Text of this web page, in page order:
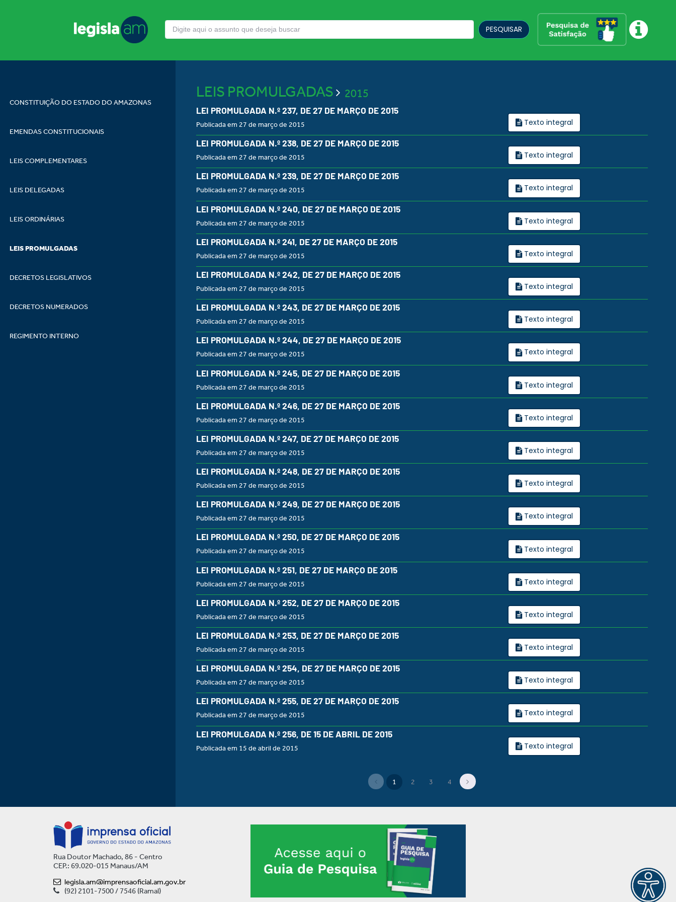
PESQUISAR
CONSTITUIÇÃO DO ESTADO DO AMAZONAS
EMENDAS CONSTITUCIONAIS
LEIS COMPLEMENTARES
LEIS DELEGADAS
LEIS ORDINÁRIAS
LEIS PROMULGADAS
DECRETOS LEGISLATIVOS
DECRETOS NUMERADOS
REGIMENTO INTERNO
LEIS PROMULGADAS 2015
LEI PROMULGADA N.º 237, DE 27 DE MARÇO DE 2015
Publicada em 27 de março de 2015 Texto integral
LEI PROMULGADA N.º 238, DE 27 DE MARÇO DE 2015
Publicada em 27 de março de 2015 Texto integral
LEI PROMULGADA N.º 239, DE 27 DE MARÇO DE 2015
Publicada em 27 de março de 2015 Texto integral
LEI PROMULGADA N.º 240, DE 27 DE MARÇO DE 2015
Publicada em 27 de março de 2015 Texto integral
LEI PROMULGADA N.º 241, DE 27 DE MARÇO DE 2015
Publicada em 27 de março de 2015 Texto integral
LEI PROMULGADA N.º 242, DE 27 DE MARÇO DE 2015
Publicada em 27 de março de 2015 Texto integral
LEI PROMULGADA N.º 243, DE 27 DE MARÇO DE 2015
Publicada em 27 de março de 2015 Texto integral
LEI PROMULGADA N.º 244, DE 27 DE MARÇO DE 2015
Publicada em 27 de março de 2015 Texto integral
LEI PROMULGADA N.º 245, DE 27 DE MARÇO DE 2015
Publicada em 27 de março de 2015 Texto integral
LEI PROMULGADA N.º 246, DE 27 DE MARÇO DE 2015
Publicada em 27 de março de 2015 Texto integral
LEI PROMULGADA N.º 247, DE 27 DE MARÇO DE 2015
Publicada em 27 de março de 2015 Texto integral
LEI PROMULGADA N.º 248, DE 27 DE MARÇO DE 2015
Publicada em 27 de março de 2015 Texto integral
LEI PROMULGADA N.º 249, DE 27 DE MARÇO DE 2015
Publicada em 27 de março de 2015 Texto integral
LEI PROMULGADA N.º 250, DE 27 DE MARÇO DE 2015
Publicada em 27 de março de 2015 Texto integral
LEI PROMULGADA N.º 251, DE 27 DE MARÇO DE 2015
Publicada em 27 de março de 2015 Texto integral
LEI PROMULGADA N.º 252, DE 27 DE MARÇO DE 2015
Publicada em 27 de março de 2015 Texto integral
LEI PROMULGADA N.º 253, DE 27 DE MARÇO DE 2015
Publicada em 27 de março de 2015 Texto integral
LEI PROMULGADA N.º 254, DE 27 DE MARÇO DE 2015
Publicada em 27 de março de 2015 Texto integral
LEI PROMULGADA N.º 255, DE 27 DE MARÇO DE 2015
Publicada em 27 de março de 2015 Texto integral
LEI PROMULGADA N.º 256, DE 15 DE ABRIL DE 2015
Publicada em 15 de abril de 2015 Texto integral
1(current)
2 3 4
Rua Doutor Machado, 86 - Centro
CEP.: 69.020-015 Manaus/AM
legisla.am@imprensaoficial.am.gov.br
(92) 2101-7500 / 7546 (Ramal)